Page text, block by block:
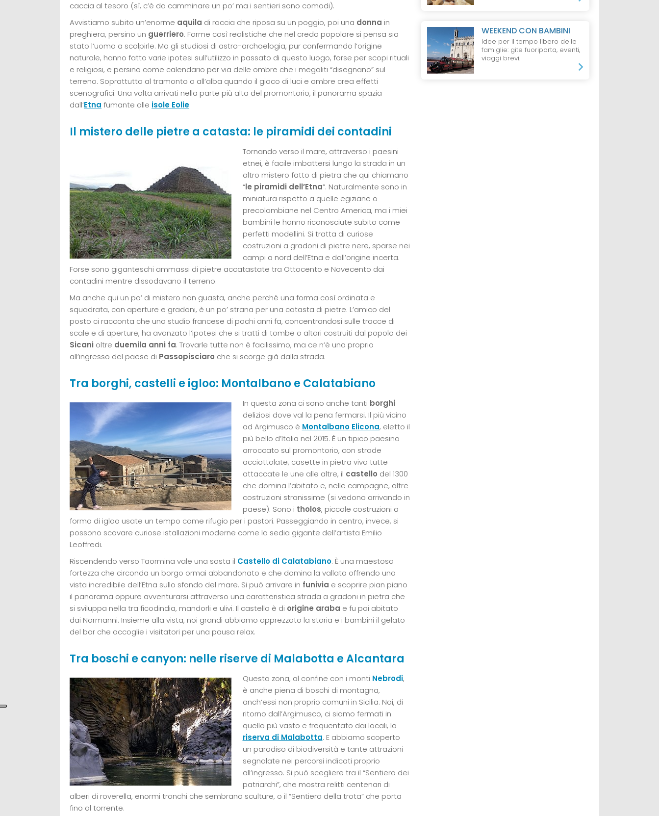
caccia al tesoro (sì, c’è da camminare un po’ ma i sentieri sono comodi).
Avvistiamo subito un’enorme aquila di roccia che riposa su un poggio, poi una donna in
preghiera, persino un guerriero. Forme così realistiche che nel credo popolare si pensa sia
stato l’uomo a scolpirle. Ma gli studiosi di astro-archoelogia, pur confermando l’origine
naturale, hanno fatto varie ipotesi sull’utilizzo in passato di questo luogo, forse per scopi rituali
e religiosi, e persino come calendario per via delle ombre che i megaliti “disegnano” sul
terreno. Soprattutto al tramonto o all’alba quando il gioco di luci e ombre crea effetti
scenografici. Una volta arrivati nella parte più alta del promontorio, il panorama spazia
dall’Etna fumante alle isole Eolie.
Il mistero delle pietre a catasta: le piramidi dei contadini
Tornando verso il mare, attraverso i paesini
etnei, è facile imbattersi lungo la strada in un
altro mistero fatto di pietra che qui chiamano
“le piramidi dell’Etna”. Naturalmente sono in
miniatura rispetto a quelle egiziane o
precolombiane nel Centro America, ma i miei
bambini le hanno riconosciute subito come
perfetti modellini. Si tratta di curiose
costruzioni a gradoni di pietre nere, sparse nei
campi a nord dell’Etna e dall’origine incerta.
Forse sono giganteschi ammassi di pietre accatastate tra Ottocento e Novecento dai
contadini mentre dissodavano il terreno.
Ma anche qui un po’ di mistero non guasta, anche perché una forma così ordinata e
squadrata, con aperture e gradoni, è un po’ strana per una catasta di pietre. L’amico del
posto ci racconta che uno studio francese di pochi anni fa, concentrandosi sulle tracce di
scale e di aperture, ha avanzato l’ipotesi che si tratti di tombe o altari costruiti dal popolo dei
Sicani oltre duemila anni fa. Trovarle tutte non è facilissimo, ma ce n’è una proprio
all’ingresso del paese di Passopisciaro che si scorge già dalla strada.
Tra borghi, castelli e igloo: Montalbano e Calatabiano
In questa zona ci sono anche tanti borghi
deliziosi dove val la pena fermarsi. Il più vicino
ad Argimusco è Montalbano Elicona, eletto il
più bello d’Italia nel 2015. È un tipico paesino
arroccato sul promontorio, con strade
acciottolate, casette in pietra viva tutte
attaccate le une alle altre, il castello del 1300
che domina l’abitato e, nelle campagne, altre
costruzioni stranissime (si vedono arrivando in
paese). Sono i tholos, piccole costruzioni a
forma di igloo usate un tempo come rifugio per i pastori. Passeggiando in centro, invece, si
possono scovare curiose istallazioni moderne come la sedia gigante dell’artista Emilio
Leoffredi.
Riscendendo verso Taormina vale una sosta il Castello di Calatabiano. È una maestosa
fortezza che circonda un borgo ormai abbandonato e che domina la vallata offrendo una
vista incredibile dell’Etna sullo sfondo del mare. Si può arrivare in funivia e scoprire pian piano
il panorama oppure avventurarsi attraverso una caratteristica strada a gradoni in pietra che
si sviluppa nella tra ficodindia, mandorli e ulivi. Il castello è di origine araba e fu poi abitato
dai Normanni. Insieme alla vista, noi grandi abbiamo apprezzato la storia e i bambini il gelato
del bar che accoglie i visitatori per una pausa relax.
Tra boschi e canyon: nelle riserve di Malabotta e Alcantara
Questa zona, al confine con i monti Nebrodi,
è anche piena di boschi di montagna,
anch’essi non proprio comuni in Sicilia. Noi, di
ritorno dall’Argimusco, ci siamo fermati in
quello più vasto e frequentato dai locali, la
riserva di Malabotta. E abbiamo scoperto
un paradiso di biodiversità e tante attrazioni
segnalate nei percorsi indicati proprio
all’ingresso. Si può scegliere tra il “Sentiero dei
patriarchi”, che mostra relitti centenari di
alberi di roverella, enormi tronchi che sembrano sculture, o il “Sentiero della trota” che porta
fino al torrente.
WEEKEND CON BAMBINI
Idee per il tempo libero delle
famiglie: gite fuoriporta, eventi,
viaggi brevi.